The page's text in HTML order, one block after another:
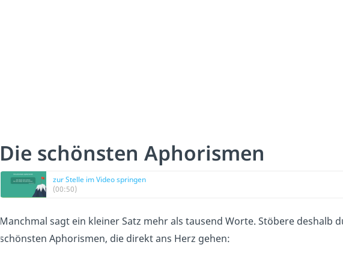
Die schönsten Aphorismen
zur Stelle im Video springen
(00:50)
Manchmal sagt ein kleiner Satz mehr als tausend Worte. Stöbere deshalb
schönsten Aphorismen, die direkt ans Herz gehen: